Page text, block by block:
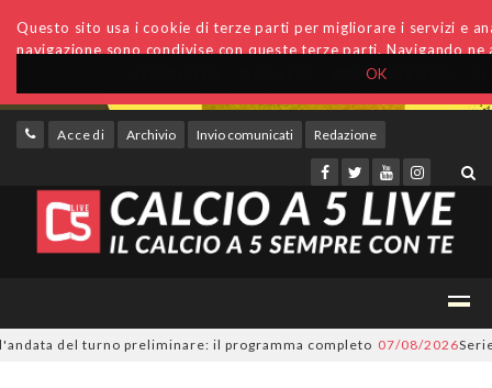
OK
Questo sito usa i cookie di terze parti per migliorare i servizi e
navigazione sono condivise con queste terze parti. Navigando
Accedi Archivio Invio comunicati Redazione
del turno preliminare: il programma completo 07/08/2026 Serie A